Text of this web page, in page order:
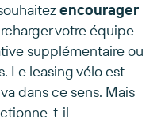
encourager
votre équipe
supplémentaire ou
Le leasing vélo est
dans ce sens. Mais
t-il